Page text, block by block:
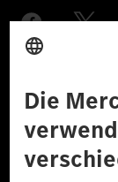
Datenschutz
© 2026 Mercedes-